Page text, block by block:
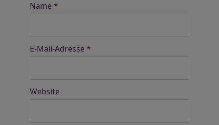
Name *
E-Mail-Adresse *
Website